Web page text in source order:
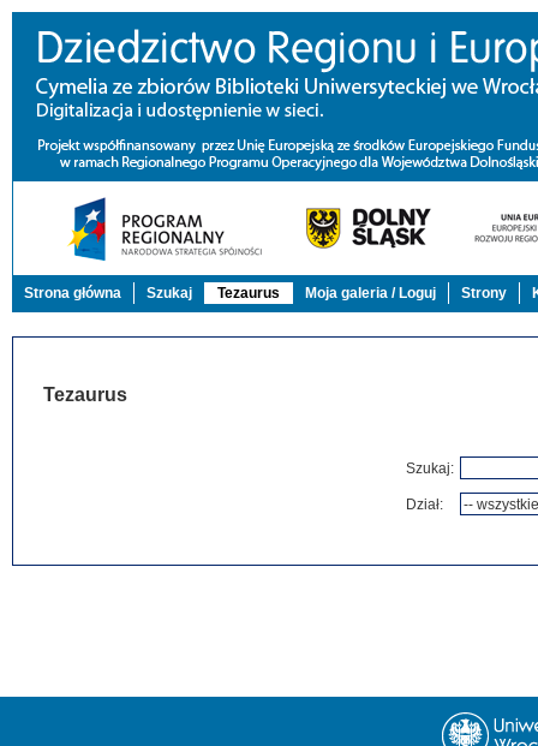
Strona główna Szukaj Tezaurus Moja galeria / Loguj Strony
Tezaurus
Szukaj:
Dział: